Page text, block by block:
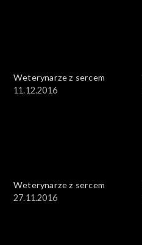
Weterynarze z sercem
11.12.2016
Weterynarze z sercem
27.11.2016